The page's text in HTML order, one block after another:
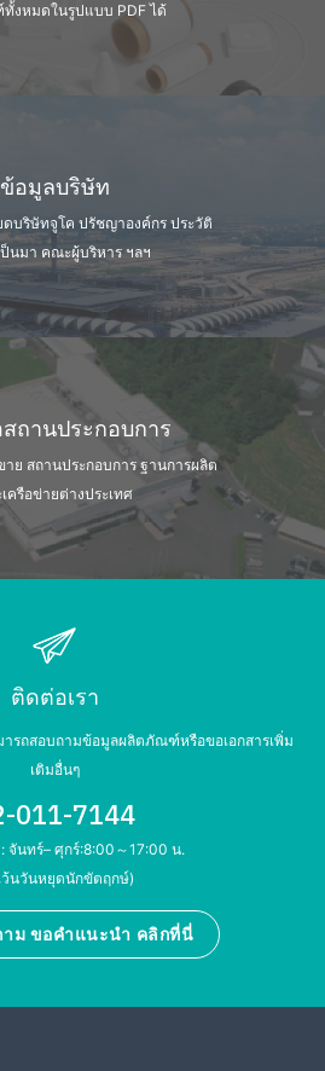
งหมดในรูปแบบ PDF ได้
ข้อมูลบริษัท
ดบริษัทจูโค ปรัชญาองค์กร ประวัติ
นมา คณะผู้บริหาร ฯลฯ
ถานประกอบการ
ย สถานประกอบการ ฐานการผลิต
ครือข่ายต่างประเทศ
ติดต่อเรา
ารถสอบถามข้อมูลผลิตภัณฑ์หรือขอเอกสารเพิ่ม
เติมอื่นๆ
011-7144
: จันทร์– ศุกร์:8:00～17:00 น.
ว้นวันหยุดนักขัตฤกษ์)
ม ขอคำแนะนำ คลิกที่นี่